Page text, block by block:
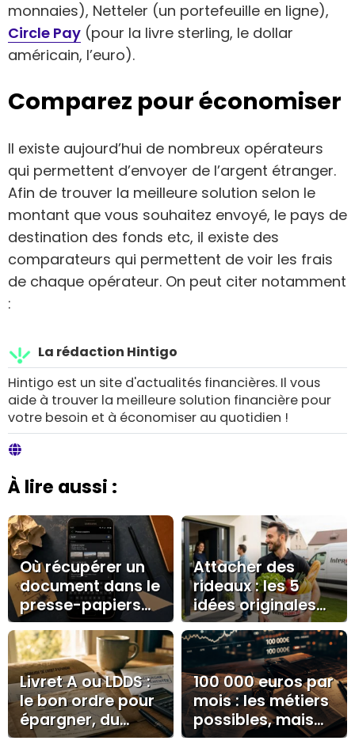
monnaies), Netteler (un portefeuille en ligne),
Circle Pay (pour la livre sterling, le dollar
américain, l’euro).
Comparez pour économiser
Il existe aujourd’hui de nombreux opérateurs
qui permettent d’envoyer de l’argent étranger.
Afin de trouver la meilleure solution selon le
montant que vous souhaitez envoyé, le pays de
destination des fonds etc, il existe des
comparateurs qui permettent de voir les frais
de chaque opérateur. On peut citer notamment
:
La rédaction Hintigo
Hintigo est un site d'actualités financières. Il vous
aide à trouver la meilleure solution financière pour
votre besoin et à économiser au quotidien !
À lire aussi :
Où récupérer un
document dans le
presse-papiers
Samsung : clavier,
Edge et limites
Attacher des
rideaux : les 5
idées originales
pour une déco
personnalisée
Livret A ou LDDS :
le bon ordre pour
épargner, du
plafond aux
100 000 euros par
mois : les métiers
possibles, mais
rarement en